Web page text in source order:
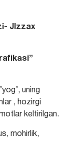
JIzzax
uning
, hozirgi
keltirilgan.
mohirlik,